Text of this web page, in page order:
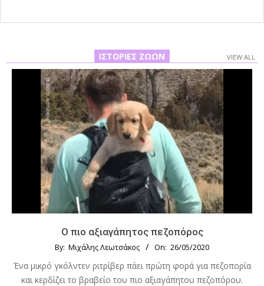
ΙΣΤΟΡΊΕΣ ΖΏΩΝ VIEW ALL
Ο πιο αξιαγάπητος πεζοπόρος
By: Μιχάλης Λεωτσάκος On: 26/05/2020
Ένα μικρό γκόλντεν ριτρίβερ πάει πρώτη φορά για πεζοπορία
και κερδίζει το βραβείο του πιο αξιαγάπητου πεζοπόρου.